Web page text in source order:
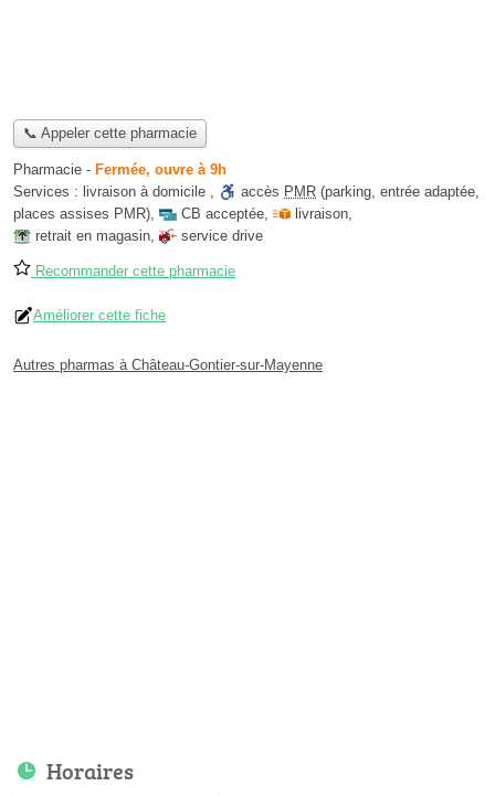
📞 Appeler cette pharmacie
Pharmacie - Fermée, ouvre à 9h
Services : livraison à domicile , accès PMR (parking, entrée adaptée,
places assises PMR), CB acceptée, livraison,
retrait en magasin, service drive
Recommander cette pharmacie
Améliorer cette fiche
Autres pharmas à Château-Gontier-sur-Mayenne
Horaires